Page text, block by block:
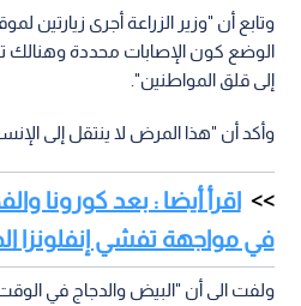
وتابع أن "وزير الزراعة أجرى زيارتين
الوضع كون الإصابات محددة وهنالك
إلى قلق المواطنين".
وأكد أن "هذا المرض لا ينتقل إلى
اقرأ أيضا : بعد كورونا
في مواجهة تفشي إنفلونزا
ولفت الى أن "البيض والدجاج في